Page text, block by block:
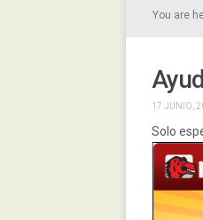
You are
17 JUNIO,
Solo